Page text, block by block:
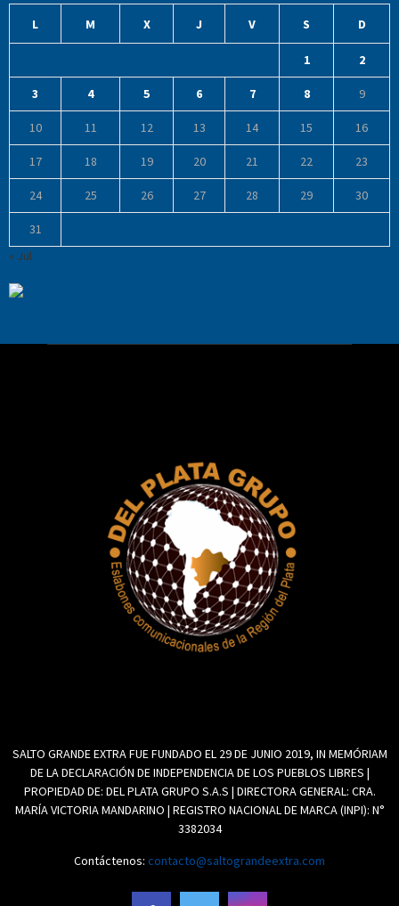
L M X J V S D
1 2
3 4 5 6 7 8 9
10 11 12 13 14 15 16
17 18 19 20 21 22 23
24 25 26 27 28 29 30
31
« Jul
SALTO GRANDE EXTRA FUE FUNDADO EL 29 DE JUNIO 2019, IN MEMÓRIAM
DE LA DECLARACIÓN DE INDEPENDENCIA DE LOS PUEBLOS LIBRES |
PROPIEDAD DE: DEL PLATA GRUPO S.A.S | DIRECTORA GENERAL: CRA.
MARÍA VICTORIA MANDARINO | REGISTRO NACIONAL DE MARCA (INPI): N°
3382034
Contáctenos: contacto@saltograndeextra.com